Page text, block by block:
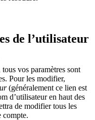
de l’utilisateur
vos paramètres sont
Pour les modifier,
(généralement ce lien est
d’utilisateur en haut des
de modifier tous les
compte.